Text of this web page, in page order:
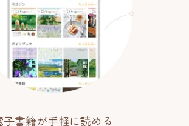
子書籍が手軽に読める